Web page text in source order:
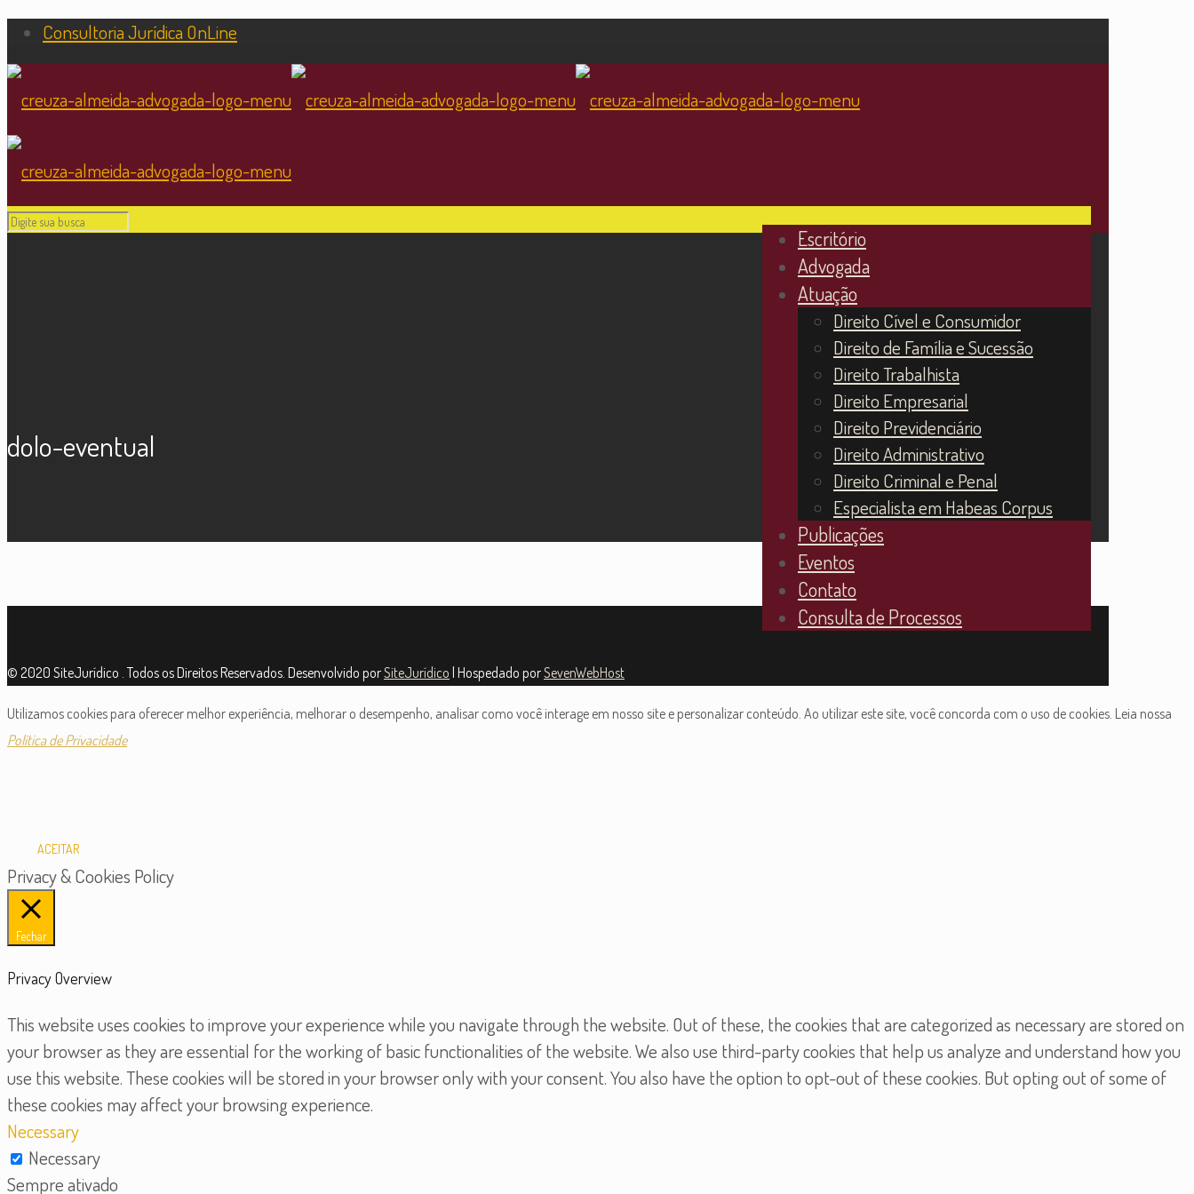
Consultoria Jurídica OnLine
Escritório
Advogada
Atuação
Direito Cível e Consumidor
Direito de Família e Sucessão
Direito Trabalhista
Direito Empresarial
Direito Previdenciário
Direito Administrativo
Direito Criminal e Penal
Especialista em Habeas Corpus
Publicações
Eventos
Contato
Consulta de Processos
dolo-eventual
© 2020 SiteJurídico . Todos os Direitos Reservados. Desenvolvido porSiteJurídico | Hospedado porSevenWebHost
Utilizamos cookies para oferecer melhor experiência, melhorar o desempenho, analisar como você interage em nosso site e personalizar conteúdo. Ao utilizar este site, você concorda com o uso de cookies. Leia nossa
Política de Privacidade
ACEITAR
Privacy & Cookies Policy
Fechar
Privacy Overview
This website uses cookies to improve your experience while you navigate through the website. Out of these, the cookies that are categorized as necessary are stored on
your browser as they are essential for the working of basic functionalities of the website. We also use third-party cookies that help us analyze and understand how you
use this website. These cookies will be stored in your browser only with your consent. You also have the option to opt-out of these cookies. But opting out of some of
these cookies may affect your browsing experience.
Necessary
Necessary
Sempre ativado